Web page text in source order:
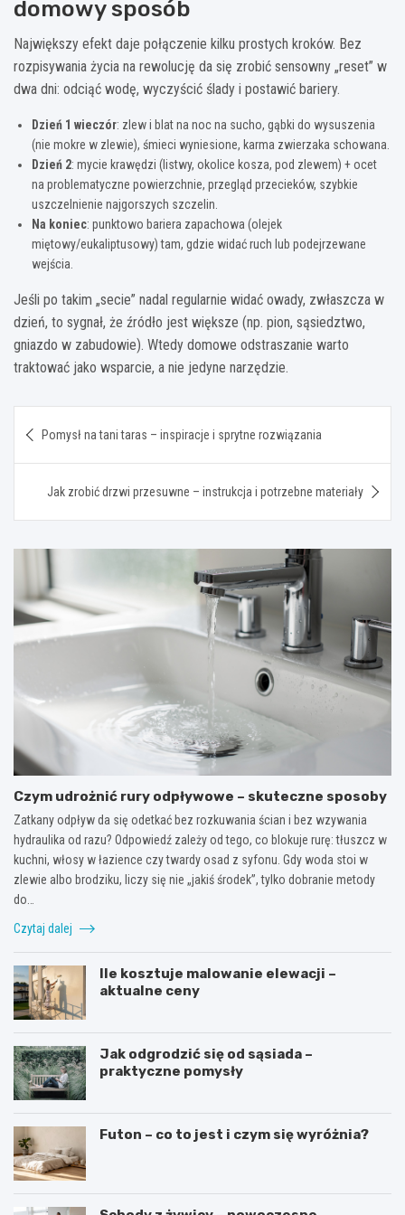
domowy sposób
Największy efekt daje połączenie kilku prostych kroków. Bez
rozpisywania życia na rewolucję da się zrobić sensowny „reset” w
dwa dni: odciąć wodę, wyczyścić ślady i postawić bariery.
Dzień 1 wieczór: zlew i blat na noc na sucho, gąbki do wysuszenia
(nie mokre w zlewie), śmieci wyniesione, karma zwierzaka schowana.
Dzień 2: mycie krawędzi (listwy, okolice kosza, pod zlewem) + ocet
na problematyczne powierzchnie, przegląd przecieków, szybkie
uszczelnienie najgorszych szczelin.
Na koniec: punktowo bariera zapachowa (olejek
miętowy/eukaliptusowy) tam, gdzie widać ruch lub podejrzewane
wejścia.
Jeśli po takim „secie” nadal regularnie widać owady, zwłaszcza w
dzień, to sygnał, że źródło jest większe (np. pion, sąsiedztwo,
gniazdo w zabudowie). Wtedy domowe odstraszanie warto
traktować jako wsparcie, a nie jedyne narzędzie.
wpisu
Pomysł na tani taras – inspiracje i sprytne rozwiązania
Jak zrobić drzwi przesuwne – instrukcja i potrzebne materiały
Czym udrożnić rury odpływowe – skuteczne sposoby
Zatkany odpływ da się odetkać bez rozkuwania ścian i bez wzywania
hydraulika od razu? Odpowiedź zależy od tego, co blokuje rurę: tłuszcz w
kuchni, włosy w łazience czy twardy osad z syfonu. Gdy woda stoi w
zlewie albo brodziku, liczy się nie „jakiś środek”, tylko dobranie metody
do…
Czytaj dalej
Ile kosztuje malowanie elewacji –
aktualne ceny
Jak odgrodzić się od sąsiada –
praktyczne pomysły
Futon – co to jest i czym się wyróżnia?